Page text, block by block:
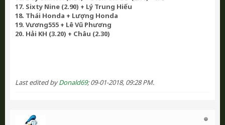
17. Sixty Nine (2.90) + Lý Trung Hiếu
18. Thái Honda + Lượng Honda
19. Vương555 + Lê Vũ Phương
20. Hải KH (3.20) + Châu (2.30)
Last edited byDonald69;09-01-2018, 09:28 PM.